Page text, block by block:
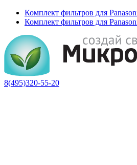
Комплект фильтров для
Комплект фильтров для
8(495)320-55-20